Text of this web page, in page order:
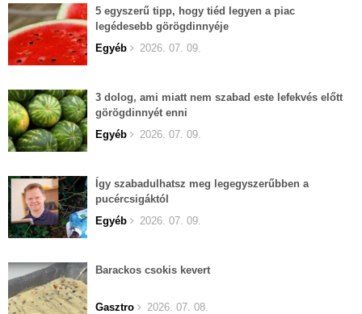
5 egyszerű tipp, hogy tiéd legyen a piac
legédesebb görögdinnyéje
Egyéb
2026. 07. 09.
3 dolog, ami miatt nem szabad este lefekvés előtt
görögdinnyét enni
Egyéb
2026. 07. 09.
Így szabadulhatsz meg legegyszerűbben a
pucércsigáktól
Egyéb
2026. 07. 09.
Barackos csokis kevert
Gasztro 2026. 07. 08.